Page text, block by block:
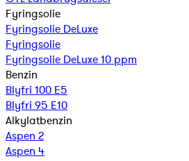
Fyringsolie
Fyringsolie DeLuxe
Fyringsolie
Fyringsolie DeLuxe 10 ppm
Benzin
Blyfri 100 E5
Blyfri 95 E10
Alkylatbenzin
Aspen 2
Aspen 4